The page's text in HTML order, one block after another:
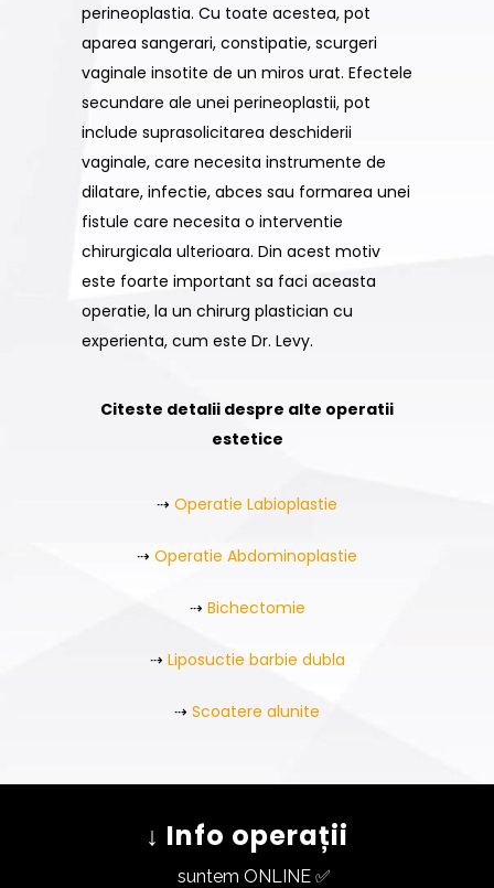
perineoplastia. Cu toate acestea, pot
aparea sangerari, constipatie, scurgeri
vaginale insotite de un miros urat. Efectele
secundare ale unei perineoplastii, pot
include suprasolicitarea deschiderii
vaginale, care necesita instrumente de
dilatare, infectie, abces sau formarea unei
fistule care necesita o interventie
chirurgicala ulterioara. Din acest motiv
este foarte important sa faci aceasta
operatie, la un chirurg plastician cu
experienta, cum este Dr. Levy.
Citeste detalii despre alte operatii
estetice
⇢ Operatie Labioplastie
⇢ Operatie Abdominoplastie
⇢ Bichectomie
⇢ Liposuctie barbie dubla
⇢ Scoatere alunite
↓ Info operații
suntem ONLINE ✅